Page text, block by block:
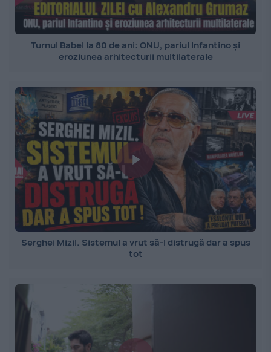
Turnul Babel la 80 de ani: ONU, pariul Infantino și
eroziunea arhitecturii multilaterale
Serghei Mizil. Sistemul a vrut să-l distrugă dar a spus
tot